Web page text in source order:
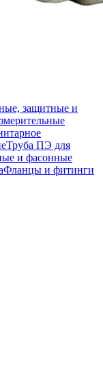
защитные и
Труба ПЭ для
и фасонные
Фланцы и фитинги